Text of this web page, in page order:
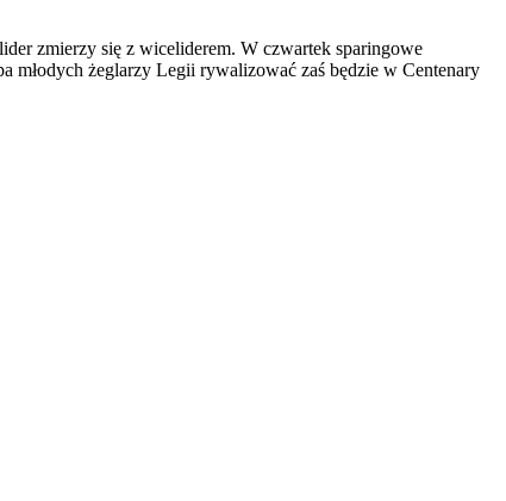
zmierzy się z wiceliderem. W czwartek sparingowe
młodych żeglarzy Legii rywalizować zaś będzie w Centenary